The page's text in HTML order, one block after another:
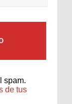
spam.
de tus